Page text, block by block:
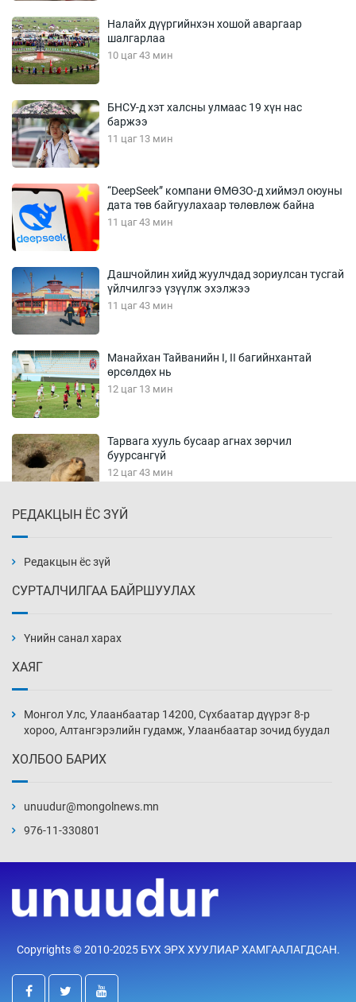
Налайх дүүргийнхэн хошой аваргаар
шалгарлаа
10 цаг 43 мин
БНСУ-д хэт халсны улмаас 19 хүн нас
баржээ
11 цаг 13 мин
“DeepSeek” компани ӨМӨЗО-д хиймэл оюуны
дата төв байгуулахаар төлөвлөж байна
11 цаг 43 мин
Дашчойлин хийд жуулчдад зориулсан тусгай
үйлчилгээ үзүүлж эхэлжээ
11 цаг 43 мин
Манайхан Тайванийн I, II багийнхантай
өрсөлдөх нь
12 цаг 13 мин
Тарвага хууль бусаар агнах зөрчил
буурсангүй
12 цаг 43 мин
13 цаг 13 мин
13 цаг 43 мин
14 цаг 13 мин
хэмжээг шинэчлэн тогтоох нь
15 цаг 13 мин
мөнгө, хүрэл медаль хүртэв
15 цаг 40 мин
РЕДАКЦЫН ЁС ЗҮЙ
Редакцын ёс зүй
СУРТАЛЧИЛГАА БАЙРШУУЛАХ
Үнийн санал харах
ХАЯГ
Монгол Улс, Улаанбаатар 14200, Сүхбаатар дүүрэг 8-р
хороо, Алтангэрэлийн гудамж, Улаанбаатар зочид буудал
ХОЛБОО БАРИХ
unuudur@mongolnews.mn
976-11-330801
Copyrights © 2010-2025 БҮХ ЭРХ ХУУЛИАР ХАМГААЛАГДСАН.